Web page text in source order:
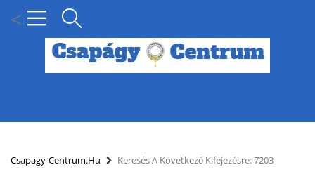
<
MENÜ
KÍNÁLATUNK
Csapagy-Centrum.hu Keresés A Következő Kifejezésre: 7203